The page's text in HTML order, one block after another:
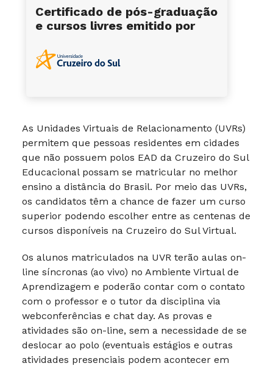
As Unidades Virtuais de Relacionamento (UVRs)
permitem que pessoas residentes em cidades
que não possuem polos EAD da Cruzeiro do Sul
Educacional possam se matricular no melhor
ensino a distância do Brasil. Por meio das UVRs,
os candidatos têm a chance de fazer um curso
superior podendo escolher entre as centenas de
cursos disponíveis na Cruzeiro do Sul Virtual.
Os alunos matriculados na UVR terão aulas on-
line síncronas (ao vivo) no Ambiente Virtual de
Aprendizagem e poderão contar com o contato
com o professor e o tutor da disciplina via
webconferências e chat day. As provas e
atividades são on-line, sem a necessidade de se
deslocar ao polo (eventuais estágios e outras
atividades presenciais podem acontecer em
Certificado de pós-graduação
e cursos livres emitido por